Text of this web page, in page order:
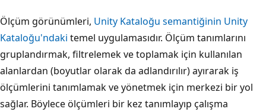
Ölçüm görünümleri, Unity Kataloğu semantiğinin Unity
Kataloğu'ndaki temel uygulamasıdır. Ölçüm tanımlarını
gruplandırmak, filtrelemek ve toplamak için kullanılan
alanlardan (boyutlar olarak da adlandırılır) ayırarak iş
ölçümlerini tanımlamak ve yönetmek için merkezi bir yol
sağlar. Böylece ölçümleri bir kez tanımlayıp çalışma